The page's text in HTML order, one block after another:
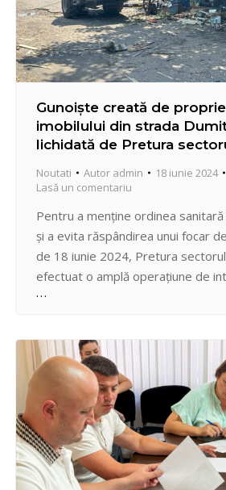
Gunoiște creată de
imobilului din strada
lichidată de Pretura
Noutati Autor admin
18 iunie 2024
Lasă un comentariu
Pentru a menține ordinea
și a evita răspândirea unui focar
de 18 iunie 2024, Pretura
efectuat o amplă operațiune de
Dumitru Moruzi, 2. Proprietarul
sale deșeuri de diferită
tâmplărie, activitate…